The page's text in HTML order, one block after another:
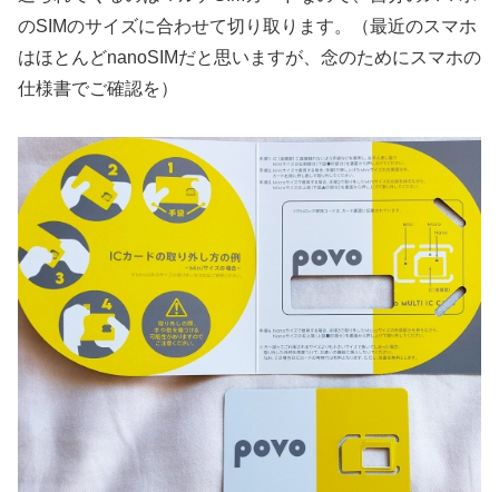
のSIMのサイズに合わせて切り取ります。（最近のスマホ
はほとんどnanoSIMだと思いますが、念のためにスマホの
仕様書でご確認を）